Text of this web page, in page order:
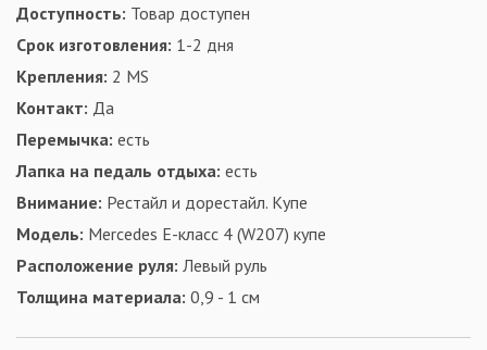
Доступность: Товар доступен
Срок изготовления: 1-2 дня
Крепления: 2 MS
Контакт: Да
Перемычка: есть
Лапка на педаль отдыха: есть
Внимание: Рестайл и дорестайл. Купе
Модель: Mercedes E-класс 4 (W207) купе
Расположение руля: Левый руль
Толщина материала: 0,9 - 1 см